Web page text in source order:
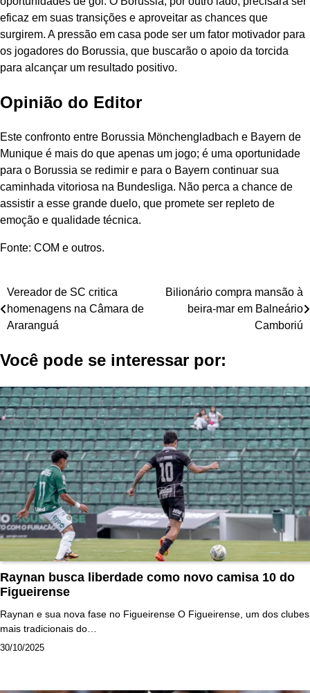
eficaz em suas transições e aproveitar as chances que
surgirem. A pressão em casa pode ser um fator motivador para
os jogadores do Borussia, que buscarão o apoio da torcida
para alcançar um resultado positivo.
Opinião do Editor
Este confronto entre Borussia Mönchengladbach e Bayern de
Munique é mais do que apenas um jogo; é uma oportunidade
para o Borussia se redimir e para o Bayern continuar sua
caminhada vitoriosa na Bundesliga. Não perca a chance de
assistir a esse grande duelo, que promete ser repleto de
emoção e qualidade técnica.
Fonte: COM e outros.
Navegação
de
Vereador de SC critica
homenagens na Câmara de
Araranguá
Bilionário compra mansão à
beira-mar em Balneário
Camboriú
Você pode se interessar por:
Raynan busca liberdade como novo camisa 10 do
Figueirense
Raynan e sua nova fase no Figueirense O Figueirense, um dos clubes
mais tradicionais do…
30/10/2025